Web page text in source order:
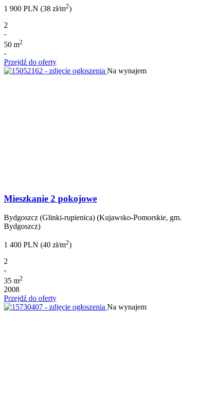
1 900 PLN (38 zł/m2)
2
-
50 m2
-
Przejdź do oferty
Na wynajem
Mieszkanie 2 pokojowe
Bydgoszcz (Glinki-rupienica) (Kujawsko-Pomorskie, gm.
Bydgoszcz)
1 400 PLN (40 zł/m2)
2
-
35 m2
2008
Przejdź do oferty
Na wynajem